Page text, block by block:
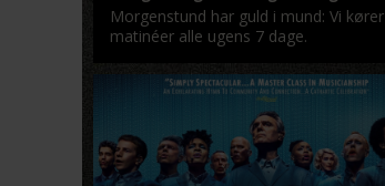
Morgenstund har guld i mund: Vi kører
matinéer alle ugens 7 dage.